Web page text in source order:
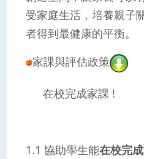
受家庭生活，培養親子
者得到最健康的平衡。
家課與評估政策
在校完成家課 !
1.1 協助學生能在校完成